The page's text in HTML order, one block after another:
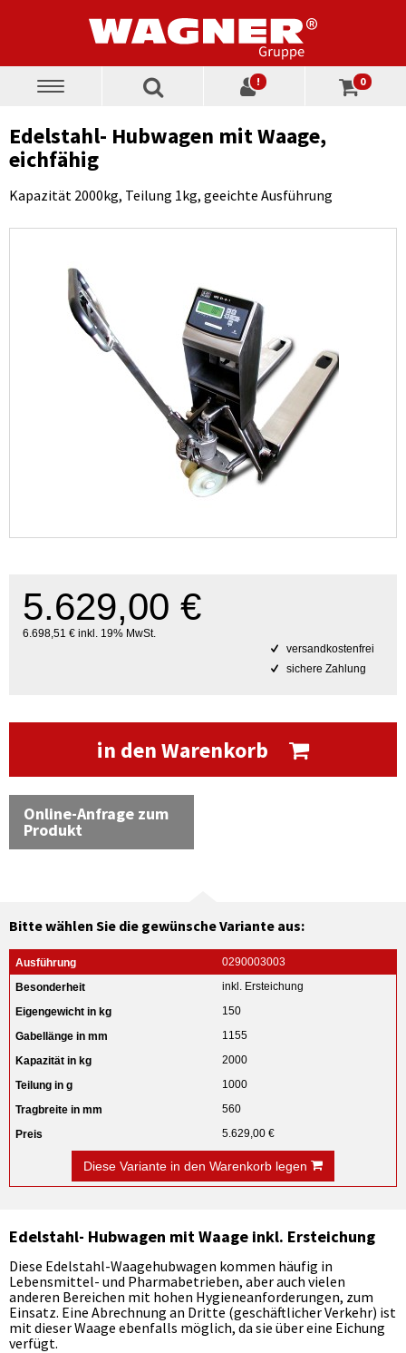
Toggle
! 0
Edelstahl- Hubwagen mit Waage,
eichfähig
Kapazität 2000kg, Teilung 1kg, geeichte Ausführung
5.629,00 €
6.698,51 € inkl. 19% MwSt.
versandkostenfrei
sichere Zahlung
in den Warenkorb
Online-Anfrage zum
Produkt
Bitte wählen Sie die gewünsche Variante aus:
0290003003
inkl. Ersteichung
150
1155
2000
1000
560
5.629,00 €
Diese Variante in den Warenkorb legen
Edelstahl- Hubwagen mit Waage inkl. Ersteichung
Diese Edelstahl-Waagehubwagen kommen häufig in
Lebensmittel- und Pharmabetrieben, aber auch vielen
anderen Bereichen mit hohen Hygieneanforderungen, zum
Einsatz. Eine Abrechnung an Dritte (geschäftlicher Verkehr) ist
mit dieser Waage ebenfalls möglich, da sie über eine Eichung
verfügt.